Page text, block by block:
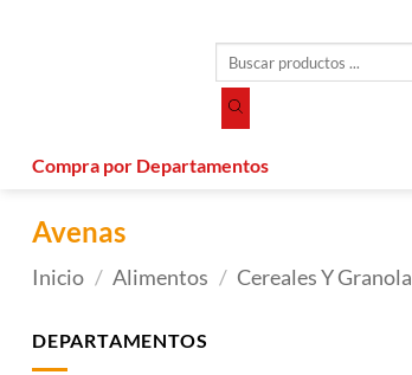
productos
Compra por Departamentos
Avenas
Inicio / Alimentos / Cereales Y Granola
DEPARTAMENTOS